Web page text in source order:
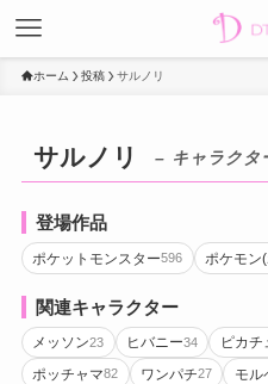
ホーム 投稿 サルノリ
サルノリ – キャラクタ
登場作品
ポケットモンスター596 ポケモン
関連キャラクター
メッソン23 ヒバニー34 ピカチ
ポッチャマ82 ワンパチ27 モル